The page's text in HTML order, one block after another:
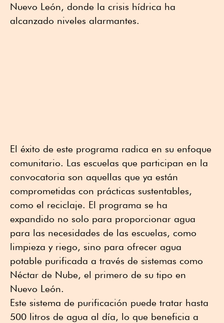
Nuevo León, donde la crisis hídrica ha
alcanzado niveles alarmantes.
El éxito de este programa radica en su enfoque
comunitario. Las escuelas que participan en la
convocatoria son aquellas que ya están
comprometidas con prácticas sustentables,
como el reciclaje. El programa se ha
expandido no solo para proporcionar agua
para las necesidades de las escuelas, como
limpieza y riego, sino para ofrecer agua
potable purificada a través de sistemas como
Néctar de Nube, el primero de su tipo en
Nuevo León.
Este sistema de purificación puede tratar hasta
500 litros de agua al día, lo que beneficia a